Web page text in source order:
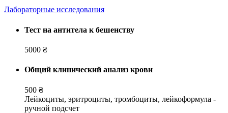
Лабораторные исследования
Тест на антитела к бешенству
5000 ₴
Общий клинический анализ крови
500 ₴
Лейкоциты, эритроциты, тромбоциты, лейкоформула -
ручной подсчет